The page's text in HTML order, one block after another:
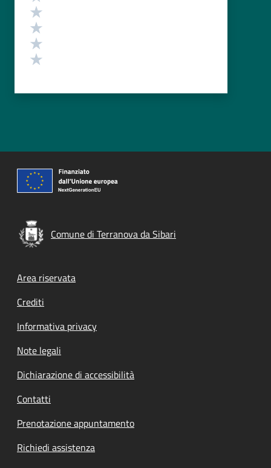
Comune di Terranova da Sibari
Footer menu
Area riservata
Crediti
Informativa privacy
Note legali
Dichiarazione di accessibilità
Contatti
Prenotazione appuntamento
Richiedi assistenza